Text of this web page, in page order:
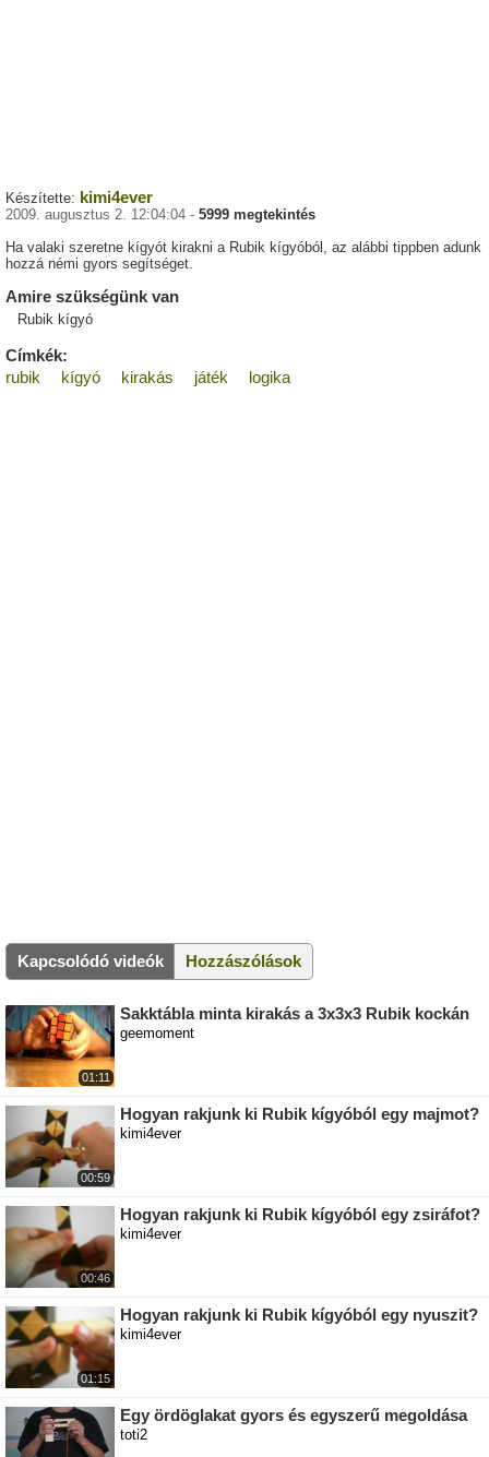
Készítette: kimi4ever
2009. augusztus 2. 12:04:04 - 5999 megtekintés
Ha valaki szeretne kígyót kirakni a Rubik kígyóból, az alábbi tippben adunk
hozzá némi gyors segítséget.
Amire szükségünk van
Rubik kígyó
Címkék:
rubik
kígyó kirakás játék logika
Kapcsolódó videók Hozzászólások
01:11
Sakktábla minta kirakás a 3x3x3 Rubik kockán
geemoment
00:59
Hogyan rakjunk ki Rubik kígyóból egy majmot?
kimi4ever
00:46
Hogyan rakjunk ki Rubik kígyóból egy zsiráfot?
kimi4ever
01:15
Hogyan rakjunk ki Rubik kígyóból egy nyuszit?
kimi4ever
Egy ördöglakat gyors és egyszerű megoldása
toti2